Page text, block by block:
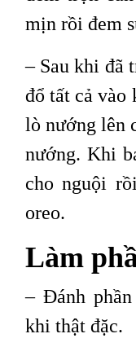
mịn rồi đem
– Sau khi đã
đổ tất cả vào
lò nướng lên
nướng. Khi
cho nguội
oreo.
Làm
– Đánh
khi thật đặc.